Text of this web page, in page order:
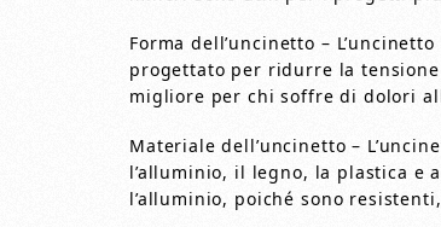
Forma dell’uncinetto –
progettato per ridurre la
migliore per chi soffre di dolori
Materiale dell’uncinetto –
l’alluminio, il legno, la plastica e
l’alluminio, poiché sono